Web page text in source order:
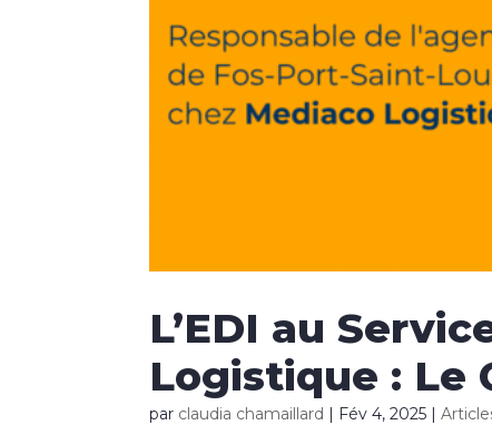
L’EDI au
Logistique : Le
par claudia chamaillard | Fév 4, 2025 |